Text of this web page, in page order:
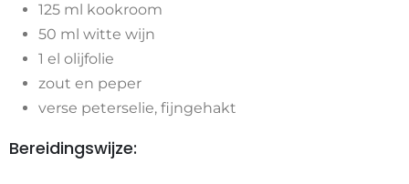
125 ml kookroom
50 ml witte wijn
1 el olijfolie
zout en peper
verse peterselie, fijngehakt
Bereidingswijze: